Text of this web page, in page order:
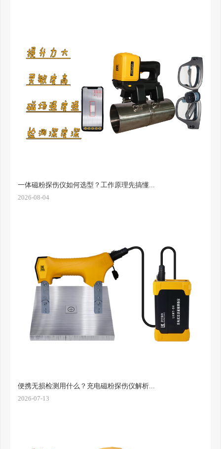
一体磁粉探伤仪如何选型？工作原理先搞懂...
2026-08-04
便携无损检测用什么？充电磁粉探伤仪解析...
2026-07-13